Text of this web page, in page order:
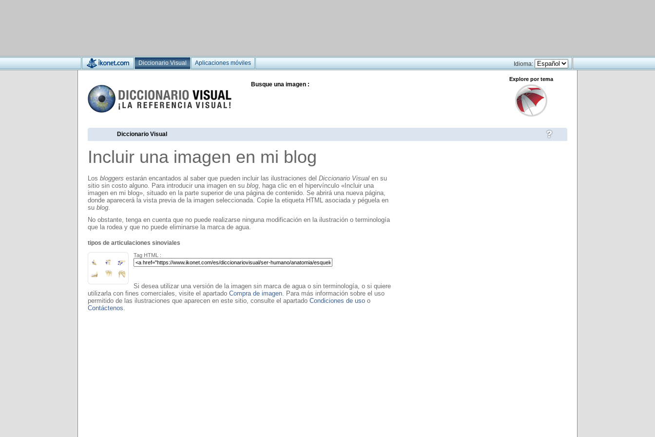
Diccionario Visual Aplicaciones móviles Idioma:
Busque una imagen :
Explore por tema
Diccionario Visual
Incluir una imagen en mi blog
Los bloggers estarán encantados al saber que pueden incluir las ilustraciones del Diccionario Visual en su
sitio sin costo alguno. Para introducir una imagen en su blog, haga clic en el hipervínculo «Incluir una
imagen en mi blog», situado en la parte superior de una página de contenido. Se abrirá una nueva página,
donde aparecerá la vista previa de la imagen seleccionada. Copie la etiqueta HTML asociada y péguela en
su blog.
No obstante, tenga en cuenta que no puede realizarse ninguna modificación en la ilustración o terminología
que la rodea y que no puede eliminarse la marca de agua.
tipos de articulaciones sinoviales
Tag HTML :
Si desea utilizar una versión de la imagen sin marca de agua o sin terminología, o si quiere
utilizarla con fines comerciales, visite el apartado Compra de imagen. Para más información sobre el uso
permitido de las ilustraciones que aparecen en este sitio, consulte el apartado Condiciones de uso o
Contáctenos.